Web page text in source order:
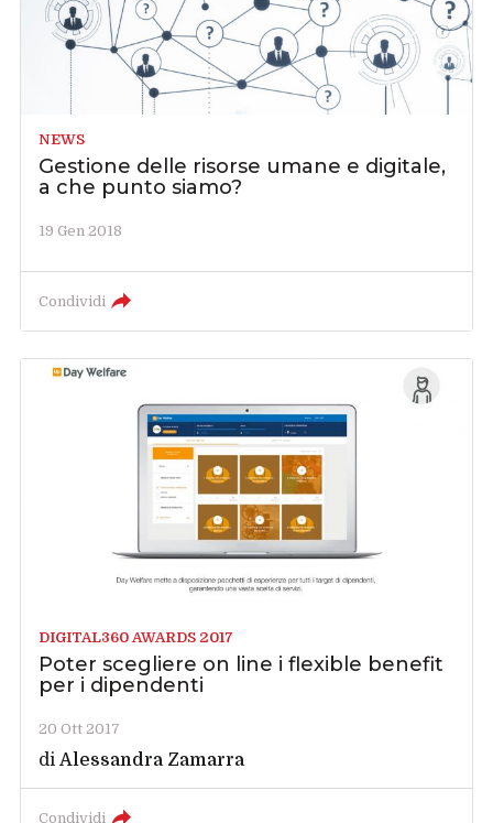
NEWS
Gestione delle risorse umane e digitale,
a che punto siamo?
19 Gen 2018
Condividi
DIGITAL360 AWARDS 2017
Poter scegliere on line i flexible benefit
per i dipendenti
20 Ott 2017
diAlessandra Zamarra
Condividi